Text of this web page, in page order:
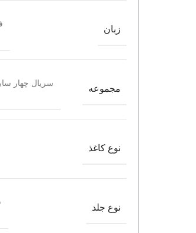
زبان
مجموعه
سریال چهار
نوع کاغذ
نوع جلد